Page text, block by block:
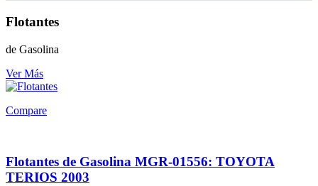
Flotantes
de Gasolina
Ver Más
Compare
Flotantes de Gasolina MGR-01556: TOYOTA
TERIOS 2003